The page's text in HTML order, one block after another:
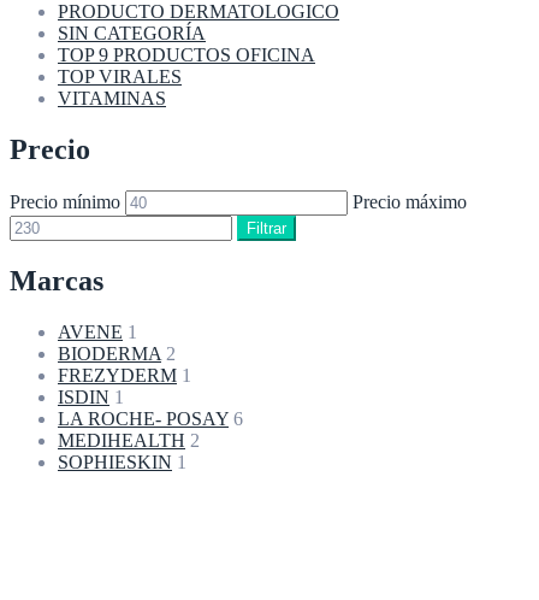
PRODUCTO DERMATOLOGICO
SIN CATEGORÍA
TOP 9 PRODUCTOS OFICINA
TOP VIRALES
VITAMINAS
Precio
Precio mínimo Precio máximo
Filtrar
Marcas
AVENE 1
BIODERMA 2
FREZYDERM 1
ISDIN 1
LA ROCHE- POSAY 6
MEDIHEALTH 2
SOPHIESKIN 1